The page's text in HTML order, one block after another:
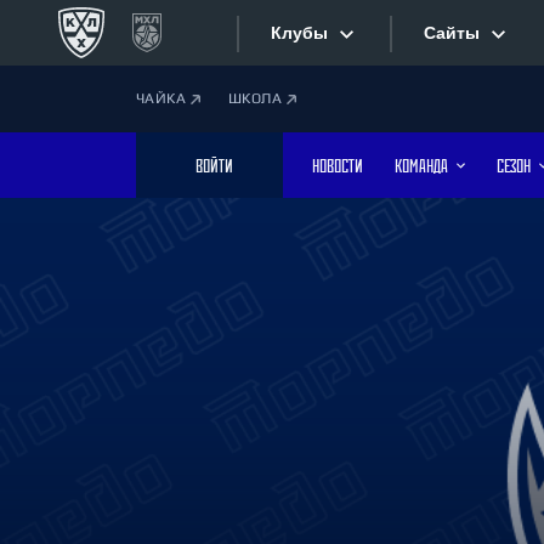
Клубы
Дивизион Боброва
Лада
Сайты
Фотобанк
ЧАЙКА ШКОЛА
ВОЙТИ НОВОСТИ КОМАНДА СЕЗОН